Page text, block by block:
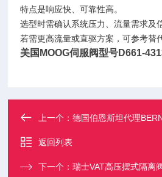
特点是响应快、可靠性高。
选型时需确认系统压力、流量需求及
若需更高流量或直驱方案，可参考替
美国MOOG伺服阀型号D661-
上一个：德国伯恩斯坦代理
返回列表
下一个：瑞士VAT高压摆式隔离